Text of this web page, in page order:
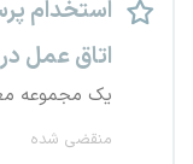
استخدام
اتاق عمل
یک مجموعه
منقضی شده